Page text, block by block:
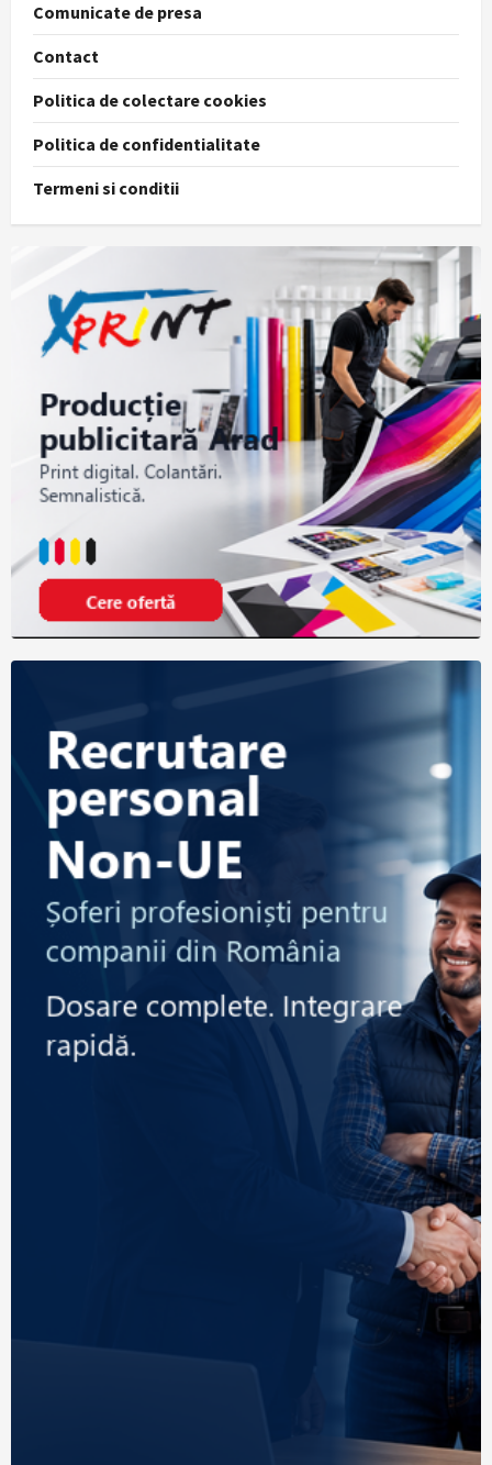
Comunicate de presa
Contact
Politica de colectare cookies
Politica de confidentialitate
Termeni si conditii